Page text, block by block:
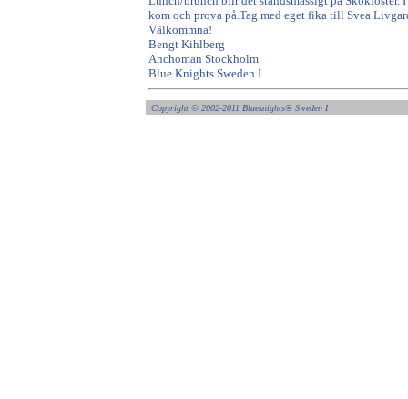
kom och prova på.Tag med eget fika till Svea
Välkommna!
Bengt Kihlberg
Anchoman
Blue Knights Sweden I
Copyright © 2002-2011 Blueknights® Sweden I